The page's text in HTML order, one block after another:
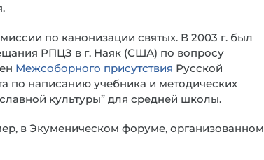
по канонизации святых. В 2003 г. был
РПЦЗ в г. Наяк (США) по вопросу
Межсоборного присутствия Русской
по написанию учебника и методических
культуры” для средней школы.
в Экуменическом форуме, организованном